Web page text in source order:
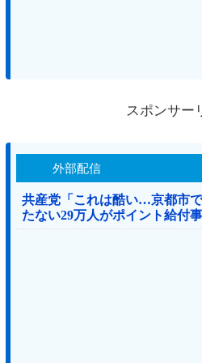
スポンサー
外部配信
共産党「これは酷い…京都市
たない29万人がポイント給付